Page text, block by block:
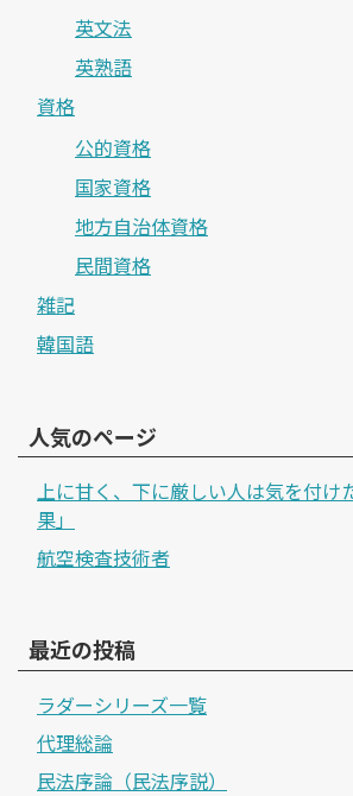
英文法
英熟語
資格
公的資格
国家資格
地方自治体資格
民間資格
雑記
韓国語
人気のページ
上に甘く、下に厳しい人は気を付け
果」
航空検査技術者
最近の投稿
ラダーシリーズ一覧
代理総論
民法序論（民法序説）